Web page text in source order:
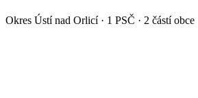
Okres Ústí nad Orlicí· 1 PSČ · 2 částí obce